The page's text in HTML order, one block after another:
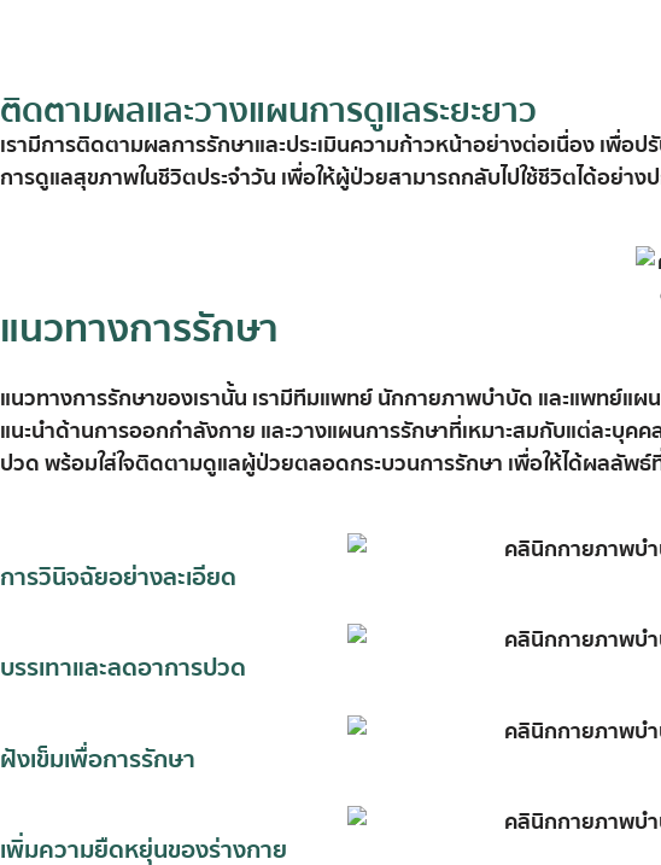
ติดตามผลและวางแผนการดูแลระยะยาว
เรามีการติดตามผลการรักษาและประเมินความก้าวหน้าอย่างต่อเนื่องเพื่อป
การดูแลสุขภาพในชีวิตประจำวัน เพื่อให้ผู้ป่วยสามารถกลับไปใช้ชีวิตได้อย่าง
แนวทางการรักษา
แนวทางการรักษาของเรานั้น เรามีทีมแพทย์นักกายภาพบำบัด และแพทย์แผน
แนะนำด้านการออกกำลังกาย และวางแผนการรักษาที่เหมาะสมกับแต่ละบุคค
ปวดพร้อมใส่ใจติดตามดูแลผู้ป่วยตลอดกระบวนการรักษา เพื่อให้ได้ผลลัพธ์
การวินิจฉัยอย่างละเอียด
บรรเทาและลดอาการปวด
ฝังเข็มเพื่อการรักษา
เพิ่มความยืดหยุ่นของร่างกาย